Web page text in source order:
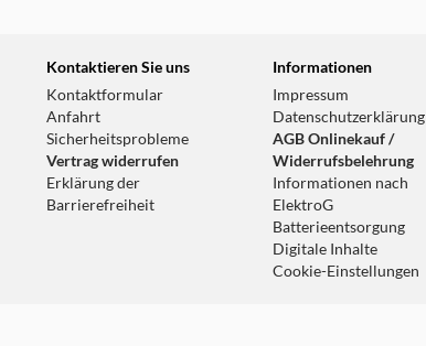
Kontaktieren Sie uns
Kontaktformular
Anfahrt
Sicherheitsprobleme
Vertrag widerrufen
Erklärung der
Barrierefreiheit
Informationen
Impressum
Datenschutzerklärung
AGB Onlinekauf /
Widerrufsbelehrung
Informationen nach
ElektroG
Batterieentsorgung
Digitale Inhalte
Cookie-Einstellungen